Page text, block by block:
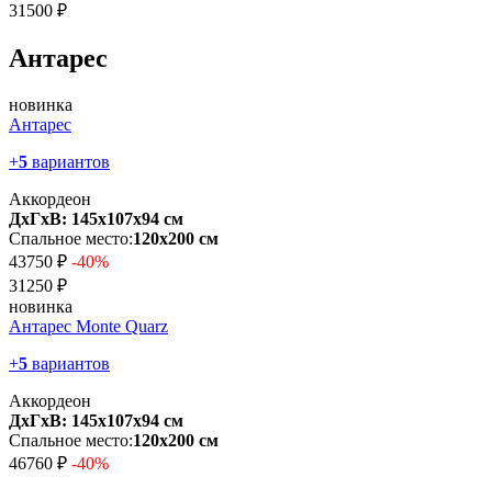
31500 ₽
Антарес
новинка
Антарес
+5 вариантов
Аккордеон
ДхГхВ: 145х107x94 см
Спальное место:120х200 см
43750 ₽ -40%
31250 ₽
новинка
Антарес Monte Quarz
+5 вариантов
Аккордеон
ДхГхВ: 145х107x94 см
Спальное место:120х200 см
46760 ₽ -40%